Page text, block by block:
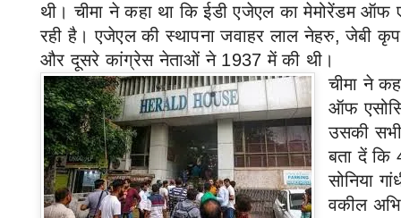
थी। चीमा ने कहा था कि ईडी एजेएल का मेमोरेंडम ऑफ
रही है। एजेएल की स्थापना जवाहर लाल नेहरु,जेबी
और दूसरे कांग्रेस नेताओं ने 1937में की थी।
चीमा ने
ऑफ
उसकी सभी
बता दें कि
सोनिया
वकील